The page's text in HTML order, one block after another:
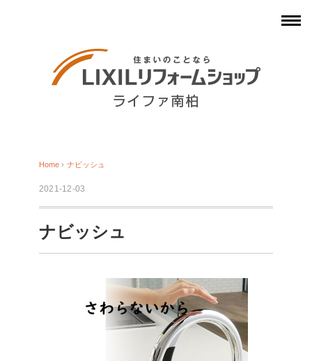
Home › ナビッシュ
2021-12-03
ナビッシュ